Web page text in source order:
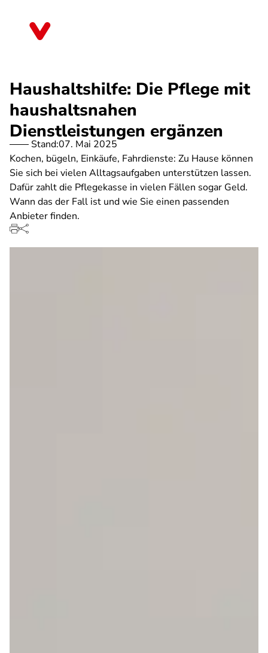
Haushaltshilfe: Die Pflege mit
haushaltsnahen
Dienstleistungen ergänzen
Stand:07. Mai 2025
Kochen, bügeln, Einkäufe, Fahrdienste: Zu Hause können
Sie sich bei vielen Alltagsaufgaben unterstützen lassen.
Dafür zahlt die Pflegekasse in vielen Fällen sogar Geld.
Wann das der Fall ist und wie Sie einen passenden
Anbieter finden.